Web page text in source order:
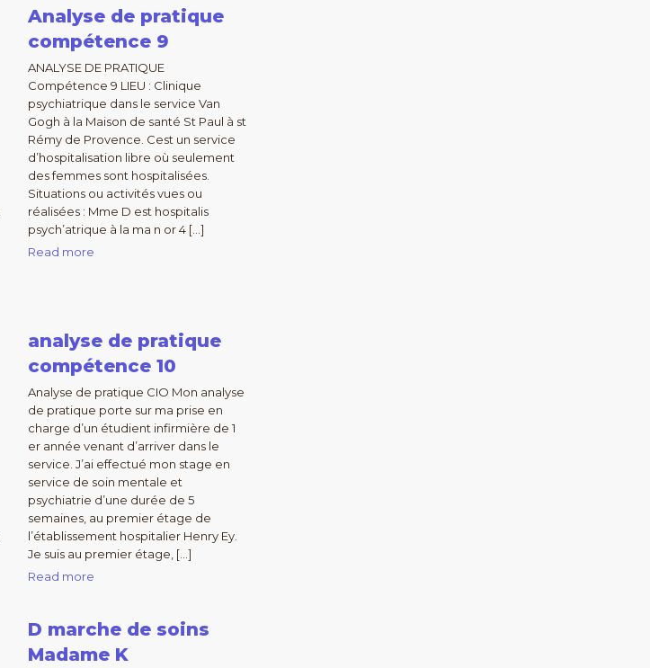
Analyse de pratique
compétence 9
ANALYSE DE PRATIQUE
Compétence 9 LIEU : Clinique
psychiatrique dans le service Van
Gogh à la Maison de santé St Paul à st
Rémy de Provence. Cest un service
d’hospitalisation libre où seulement
des femmes sont hospitalisées.
Situations ou activités vues ou
réalisées : Mme D est hospitalis
psych’atrique à la ma n or 4 […]
Read more
analyse de pratique
compétence 10
Analyse de pratique CIO Mon analyse
de pratique porte sur ma prise en
charge d’un étudient infirmière de 1
er année venant d’arriver dans le
service. J’ai effectué mon stage en
service de soin mentale et
psychiatrie d’une durée de 5
semaines, au premier étage de
l’établissement hospitalier Henry Ey.
Je suis au premier étage, […]
Read more
D marche de soins
Madame K